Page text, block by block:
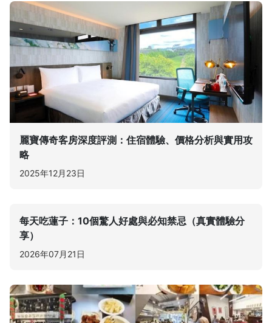
麗寶傳奇客房深度評測：住宿體驗、價格分析與實用攻
略
2025年12月23日
每天吃蓮子：10個驚人好處與必知禁忌（真實體驗分
享）
2026年07月21日